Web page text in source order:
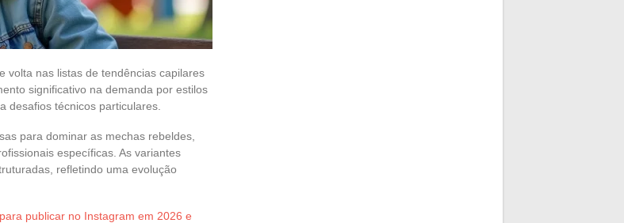
volta nas listas de tendências capilares
significativo na demanda por estilos
desafios técnicos particulares.
para dominar as mechas rebeldes,
específicas. As variantes
refletindo uma evolução
publicar no Instagram em 2026 e